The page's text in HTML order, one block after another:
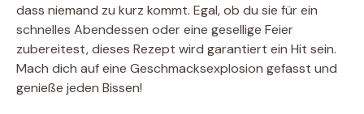
dass niemand zu kurz kommt. Egal, ob du sie für ein
schnelles Abendessen oder eine gesellige Feier
zubereitest, dieses Rezept wird garantiert ein Hit sein.
Mach dich auf eine Geschmacksexplosion gefasst und
genieße jeden Bissen!